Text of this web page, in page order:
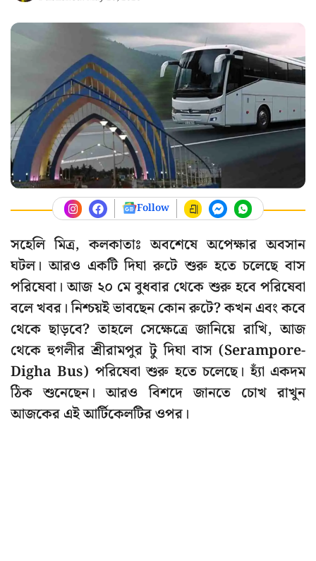
Follow
সহেলি মিত্র, কলকাতাঃ অবশেষে অপেক্ষার অবসান
ঘটল। আরও একটি দিঘা রুটে শুরু হতে চলেছে বাস
পরিষেবা। আজ ২০ মে বুধবার থেকে শুরু হবে পরিষেবা
বলে খবর। নিশ্চয়ই ভাবছেন কোন রুটে? কখন এবং কবে
থেকে ছাড়বে? তাহলে সেক্ষেত্রে জানিয়ে রাখি, আজ
থেকে হুগলীর শ্রীরামপুর টু দিঘা বাস (Serampore-
Digha Bus) পরিষেবা শুরু হতে চলেছে। হ্যাঁ একদম
ঠিক শুনেছেন। আরও বিশদে জানতে চোখ রাখুন
আজকের এই আর্টিকেলটির ওপর।